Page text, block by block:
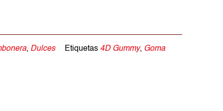
, Dulces Etiquetas 4D Gummy, Goma